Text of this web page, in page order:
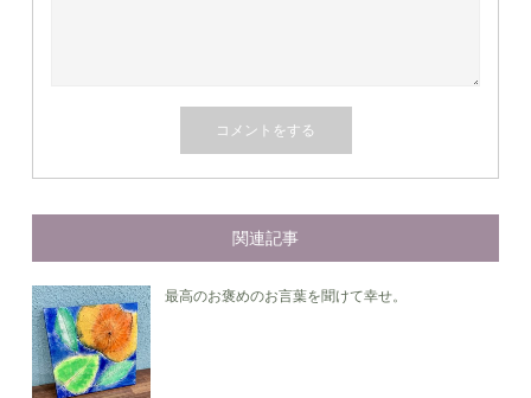
関連記事
最高のお褒めのお言葉を聞けて幸せ。